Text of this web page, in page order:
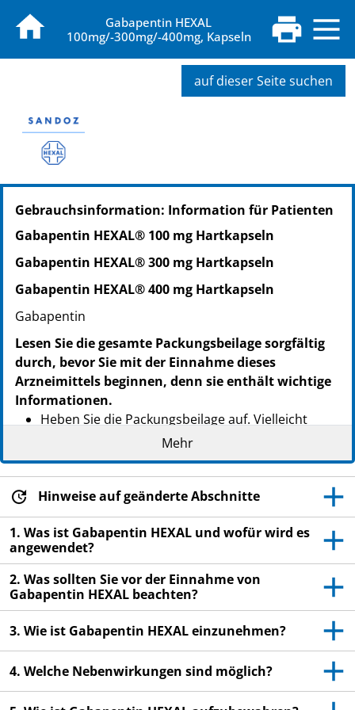
Gabapentin HEXAL
100mg/-300mg/-400mg, Kapseln
auf dieser Seite suchen
PZN: 04024262
PPN: 110402426290
NTIN: 04150040242628
PPN: 110402428546
NTIN: 04150040242857
PZN: 04024291
PPN: 110402429112
NTIN: 04150040242918
PZN: 09097001
PPN: 110909700102
NTIN: 04150090970014
Gebrauchsinformation: Information für Patienten
Gabapentin HEXAL® 100 mg Hartkapseln
Gabapentin HEXAL® 300 mg Hartkapseln
Gabapentin HEXAL® 400 mg Hartkapseln
Gabapentin
Lesen Sie die gesamte Packungsbeilage sorgfältig
durch, bevor Sie mit der Einnahme dieses
Arzneimittels beginnen, denn sie enthält wichtige
Informationen.
Heben Sie die Packungsbeilage auf. Vielleicht
möchten Sie diese später nochmals lesen.
Wenn Sie weitere Fragen haben, wenden Sie sich
verschrieben. Geben Sie es nicht an Dritte weiter.
Es kann anderen Menschen schaden, auch wenn
diese die gleichen Beschwerden haben wie Sie.
Wenn Sie Nebenwirkungen bemerken, wenden Sie
sich an Ihren Arzt oder Apotheker. Dies gilt auch
für Nebenwirkungen, die nicht in dieser
Packungsbeilage angegeben sind. Siehe Abschnitt
4.
Mehr
Hinweise auf geänderte Abschnitte
1. Was ist Gabapentin HEXAL und wofür wird es
angewendet?
2. Was sollten Sie vor der Einnahme von
Gabapentin HEXAL beachten?
3. Wie ist Gabapentin HEXAL einzunehmen?
4. Welche Nebenwirkungen sind möglich?